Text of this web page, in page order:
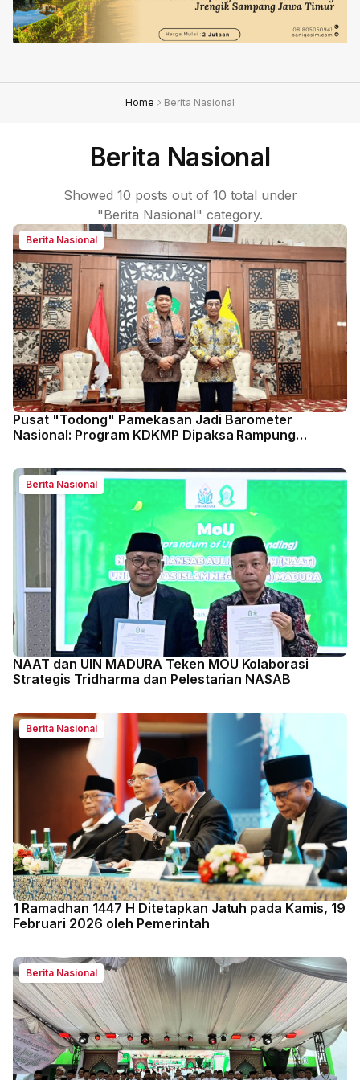
Home Berita Nasional
Berita Nasional
Showed 10 posts out of 10 total under
"Berita Nasional" category.
Berita Nasional
Pusat "Todong" Pamekasan Jadi Barometer
Nasional: Program KDKMP Dipaksa Rampung
Berita Nasional
NAAT dan UIN MADURA Teken MOU Kolaborasi
Strategis Tridharma dan Pelestarian NASAB
Berita Nasional
1 Ramadhan 1447 H Ditetapkan Jatuh pada Kamis, 19
Februari 2026 oleh Pemerintah
Berita Nasional